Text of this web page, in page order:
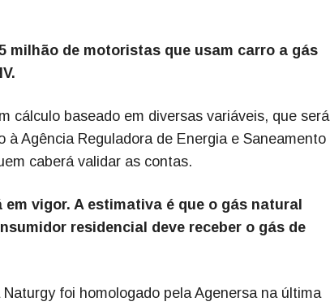
milhão de motoristas que usam carro a gás
cálculo baseado em diversas variáveis, que será
Agência Reguladora de Energia e Saneamento
caberá validar as contas.
vigor. A estimativa é que o gás natural
residencial deve receber o gás de
foi homologado pela Agenersa na última